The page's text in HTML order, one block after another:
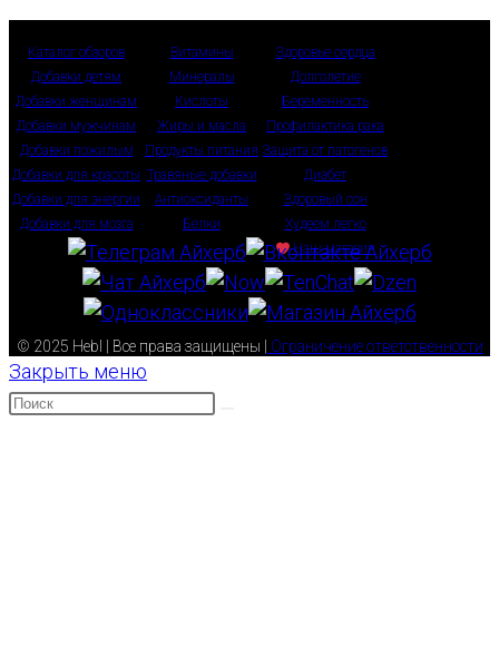
Каталог обзоров
Добавки детям
Добавки женщинам
Добавки мужчинам
Добавки пожилым
Добавки для красоты
Добавки для энергии
Добавки для мозга
Витамины
Минералы
Кислоты
Жиры и масла
Продукты питания
Травяные добавки
Антиоксиданты
Белки
Здоровье сердца
Долголетие
Беременность
Профилактика рака
Защита от патогенов
Диабет
Здоровый сон
Худеем легко
Наш магазин
© 2025 Hebl | Все права защищены | Ограничение ответственности
Закрыть меню